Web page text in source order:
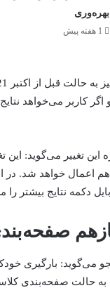
بهره‌وری
1 هفته پیش
اگر کاربر می‌خواهد
اعمال خواهد شد. در
دکمه نتایج بیشتر
می‌گوید: بارگیری
حالت صفحه‌بندی